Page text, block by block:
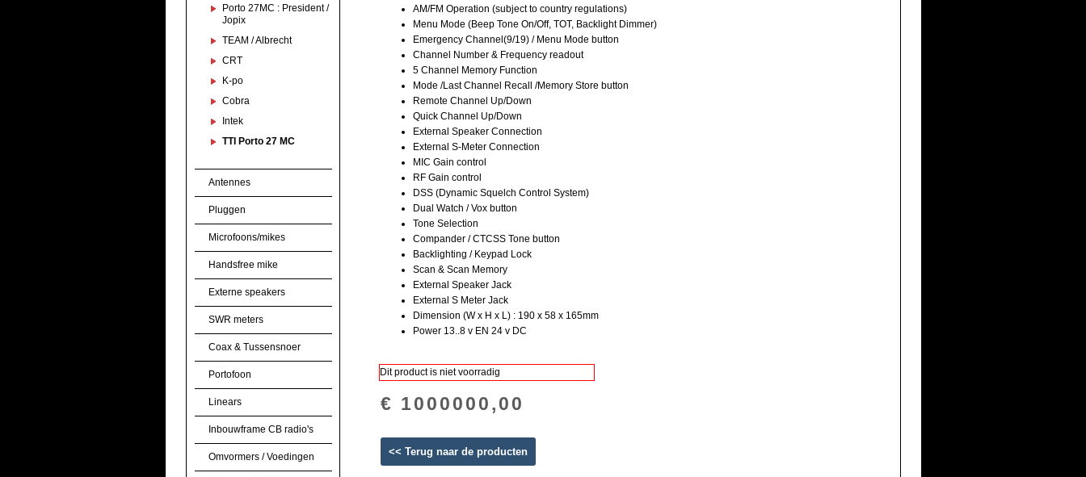
Porto 27MC : President /
Jopix
TEAM / Albrecht
CRT
K-po
Cobra
Intek
TTI Porto 27 MC
Antennes
Pluggen
Microfoons/mikes
Handsfree mike
Externe speakers
SWR meters
Coax & Tussensnoer
Portofoon
Linears
Inbouwframe CB radio's
Omvormers / Voedingen
AM/FM Operation (subject to country regulations)
Menu Mode (Beep Tone On/Off, TOT, Backlight Dimmer)
Emergency Channel(9/19) / Menu Mode button
Channel Number & Frequency readout
5 Channel Memory Function
Mode /Last Channel Recall /Memory Store button
Remote Channel Up/Down
Quick Channel Up/Down
External Speaker Connection
External S-Meter Connection
MIC Gain control
RF Gain control
DSS (Dynamic Squelch Control System)
Dual Watch / Vox button
Tone Selection
Compander / CTCSS Tone button
Backlighting / Keypad Lock
Scan & Scan Memory
External Speaker Jack
External S Meter Jack
Dimension (W x H x L) : 190 x 58 x 165mm
Power 13..8 v EN 24 v DC
Dit product is niet voorradig
€ 1000000,00
<< Terug naar de producten